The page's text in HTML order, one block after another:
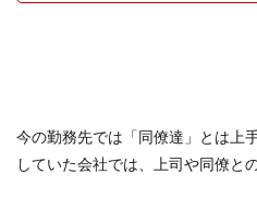
今の勤務先では「同僚達」とは上
していた会社では、上司や同僚と